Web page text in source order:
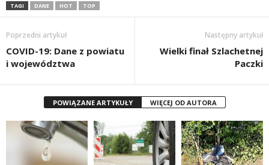
TAGI DANE HOT TOP
Poprzedni artykuł
COVID-19: Dane z powiatu
i województwa
Następny artykuł
Wielki finał Szlachetnej
Paczki
POWIĄZANE ARTYKUŁY WIĘCEJ OD AUTORA